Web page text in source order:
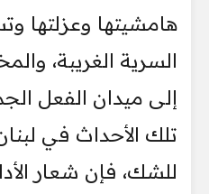
هامشيتها وعزلتها
السرية الغريبة،
إلى ميدان الفعل
تلك الأحداث في
للشك، فإن شعار